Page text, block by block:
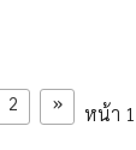
2 » หน้า